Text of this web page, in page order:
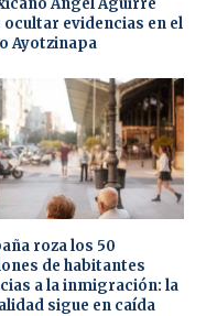
evidencias en el
Ayotzinapa
roza los 50
de habitantes
a la inmigración: la
sigue en caída